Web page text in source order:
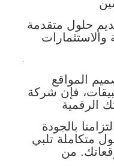
حلول متقدمة
.
المواقع
بالجودة
متكاملة تلبي
من